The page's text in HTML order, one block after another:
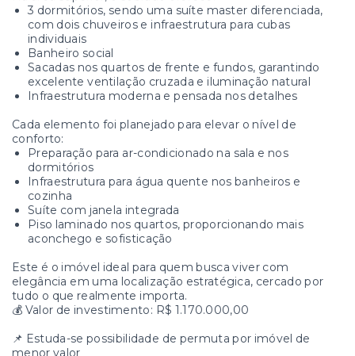
3 dormitórios, sendo uma suíte master diferenciada,
com dois chuveiros e infraestrutura para cubas
individuais
Banheiro social
Sacadas nos quartos de frente e fundos, garantindo
excelente ventilação cruzada e iluminação natural
Infraestrutura moderna e pensada nos detalhes
Cada elemento foi planejado para elevar o nível de
conforto:
Preparação para ar-condicionado na sala e nos
dormitórios
Infraestrutura para água quente nos banheiros e
cozinha
Suíte com janela integrada
Piso laminado nos quartos, proporcionando mais
aconchego e sofisticação
Este é o imóvel ideal para quem busca viver com
elegância em uma localização estratégica, cercado por
tudo o que realmente importa.
💰 Valor de investimento: R$ 1.170.000,00
📌 Estuda-se possibilidade de permuta por imóvel de
menor valor